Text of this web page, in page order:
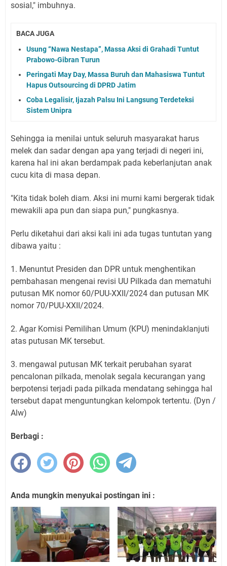
sosial," imbuhnya.
BACA JUGA
Usung “Nawa Nestapa”, Massa Aksi di Grahadi Tuntut
Prabowo-Gibran Turun
Peringati May Day, Massa Buruh dan Mahasiswa Tuntut
Hapus Outsourcing di DPRD Jatim
Coba Legalisir, Ijazah Palsu Ini Langsung Terdeteksi
Sistem Unipra
Sehingga ia menilai untuk seluruh masyarakat harus
melek dan sadar dengan apa yang terjadi di negeri ini,
karena hal ini akan berdampak pada keberlanjutan anak
cucu kita di masa depan.
"Kita tidak boleh diam. Aksi ini murni kami bergerak tidak
mewakili apa pun dan siapa pun," pungkasnya.
Perlu diketahui dari aksi kali ini ada tugas tuntutan yang
dibawa yaitu :
1. Menuntut Presiden dan DPR untuk menghentikan
pembahasan mengenai revisi UU Pilkada dan mematuhi
putusan MK nomor 60/PUU-XXII/2024 dan putusan MK
nomor 70/PUU-XXII/2024.
2. Agar Komisi Pemilihan Umum (KPU) menindaklanjuti
atas putusan MK tersebut.
3. mengawal putusan MK terkait perubahan syarat
pencalonan pilkada, menolak segala kecurangan yang
berpotensi terjadi pada pilkada mendatang sehingga hal
tersebut dapat menguntungkan kelompok tertentu. (Dyn /
Alw)
Berbagi :
Anda mungkin menyukai postingan ini :